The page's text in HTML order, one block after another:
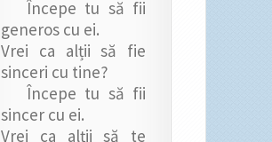
Începe tu să fii
generos cu ei.
Vrei ca alții să fie
sinceri cu tine?
Începe tu să fii
sincer cu ei.
Vrei ca alții să te